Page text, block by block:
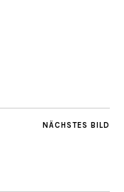
NÄCHSTES BILD